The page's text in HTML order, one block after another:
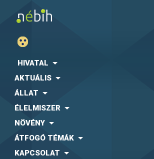
HIVATAL
AKTUÁLIS
ÁLLAT
ÉLELMISZER
NÖVÉNY
ÁTFOGÓ TÉMÁK
KAPCSOLAT